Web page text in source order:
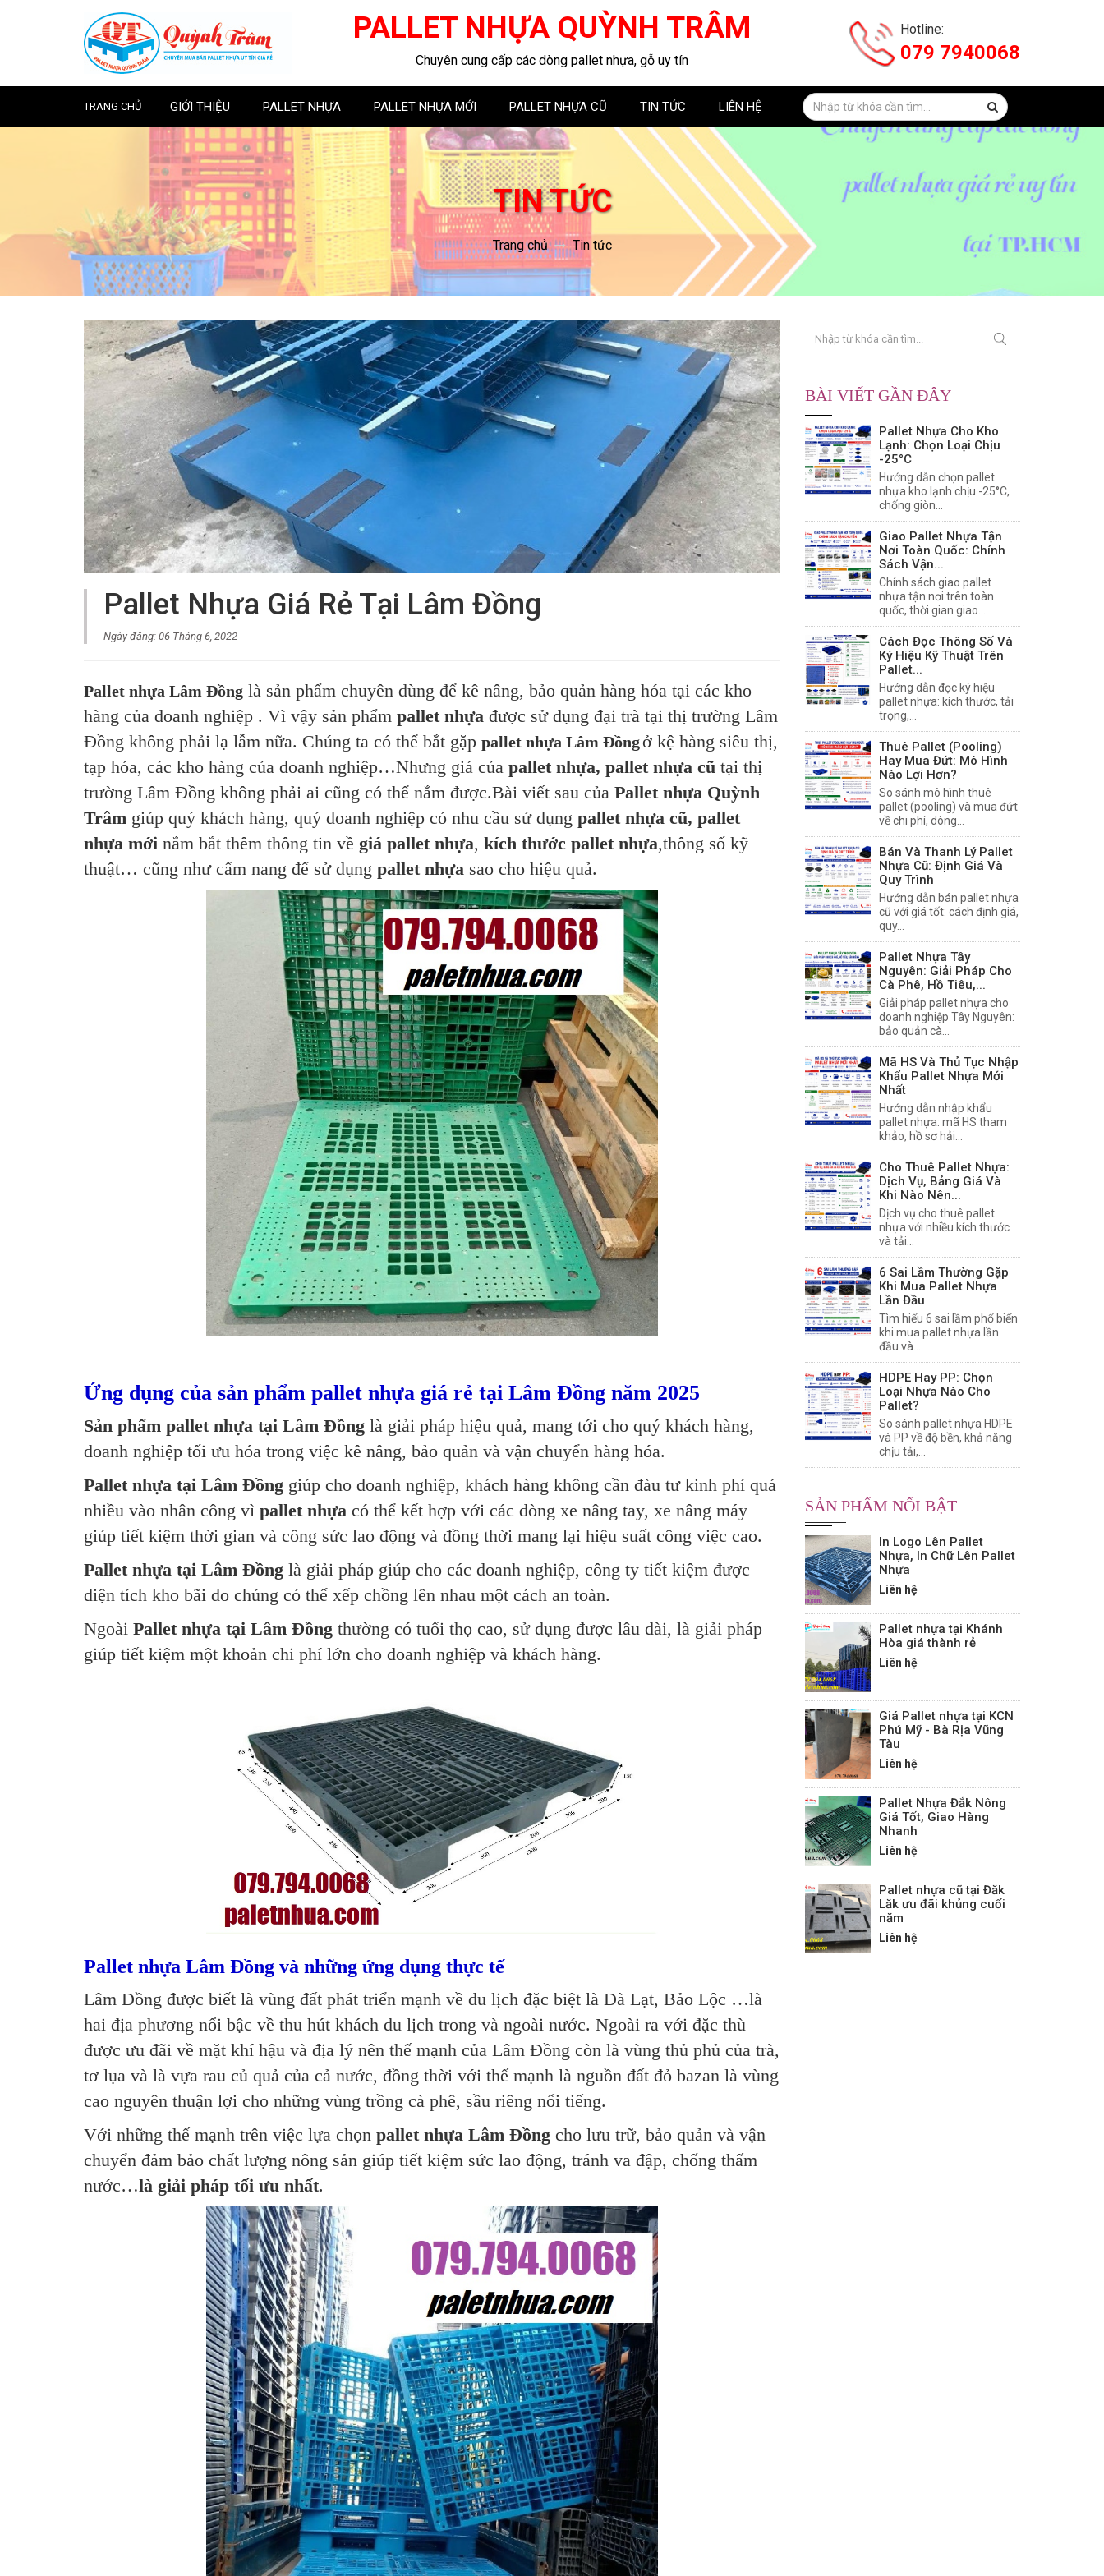
PALLET NHỰA QUỲNH TRÂM
Chuyên cung cấp các dòng pallet nhựa, gỗ uy tín
Hotline:
079 7940068
TRANG CHỦ GIỚI THIỆU PALLET NHỰA PALLET NHỰA MỚI PALLET NHỰA CŨ TIN TỨC LIÊN HỆ
TIN TỨC
Trang chủ Tin tức
Pallet Nhựa Giá Rẻ Tại Lâm Đồng
Ngày đăng: 06 Tháng 6, 2022
Pallet nhựa Lâm Đồng là sản phẩm chuyên dùng để kê nâng, bảo quản hàng hóa tại các kho
hàng của doanh nghiệp . Vì vậy sản phẩm pallet nhựa được sử dụng đại trà tại thị trường Lâm
Đồng không phải lạ lẫm nữa. Chúng ta có thể bắt gặp pallet nhựa Lâm Đồngở kệ hàng siêu thị,
tạp hóa, các kho hàng của doanh nghiệp…Nhưng giá của pallet nhựa, pallet nhựa cũ tại thị
trường Lâm Đồng không phải ai cũng có thể nắm được.Bài viết sau của Pallet nhựa Quỳnh
Trâm giúp quý khách hàng, quý doanh nghiệp có nhu cầu sử dụng pallet nhựa cũ, pallet
nhựa mới nắm bắt thêm thông tin về giá pallet nhựa, kích thước pallet nhựa,thông số kỹ
thuật… cũng như cẩm nang để sử dụng pallet nhựa sao cho hiệu quả.
Ứng dụng của sản phẩm pallet nhựa giá rẻ tại Lâm Đồng năm 2025
Sản phẩm pallet nhựa tại Lâm Đồng là giải pháp hiệu quả, mang tới cho quý khách hàng,
doanh nghiệp tối ưu hóa trong việc kê nâng, bảo quản và vận chuyển hàng hóa.
Pallet nhựa tại Lâm Đồng giúp cho doanh nghiệp, khách hàng không cần đàu tư kinh phí quá
nhiều vào nhân công vì pallet nhựa có thể kết hợp với các dòng xe nâng tay, xe nâng máy
giúp tiết kiệm thời gian và công sức lao động và đồng thời mang lại hiệu suất công việc cao.
Pallet nhựa tại Lâm Đồng là giải pháp giúp cho các doanh nghiệp, công ty tiết kiệm được
diện tích kho bãi do chúng có thể xếp chồng lên nhau một cách an toàn.
Ngoài Pallet nhựa tại Lâm Đồng thường có tuổi thọ cao, sử dụng được lâu dài, là giải pháp
giúp tiết kiệm một khoản chi phí lớn cho doanh nghiệp và khách hàng.
Pallet nhựa Lâm Đồng và những ứng dụng thực tế
Lâm Đồng được biết là vùng đất phát triển mạnh về du lịch đặc biệt là Đà Lạt, Bảo Lộc …là
hai địa phương nổi bậc về thu hút khách du lịch trong và ngoài nước. Ngoài ra với đặc thù
được ưu đãi về mặt khí hậu và địa lý nên thế mạnh của Lâm Đồng còn là vùng thủ phủ của trà,
tơ lụa và là vựa rau củ quả của cả nước, đồng thời với thế mạnh là nguồn đất đỏ bazan là vùng
cao nguyên thuận lợi cho những vùng trồng cà phê, sầu riêng nổi tiếng.
Với những thế mạnh trên việc lựa chọn pallet nhựa Lâm Đồng cho lưu trữ, bảo quản và vận
chuyển đảm bảo chất lượng nông sản giúp tiết kiệm sức lao động, tránh va đập, chống thấm
nước…là giải pháp tối ưu nhất.
BÀI VIẾT GẦN ĐÂY
Pallet Nhựa Cho Kho
Lạnh: Chọn Loại Chịu
-25°C
Hướng dẫn chọn pallet
nhựa kho lạnh chịu -25°C,
chống giòn...
Giao Pallet Nhựa Tận
Nơi Toàn Quốc: Chính
Sách Vận...
Chính sách giao pallet
nhựa tận nơi trên toàn
quốc, thời gian giao...
Cách Đọc Thông Số Và
Ký Hiệu Kỹ Thuật Trên
Pallet...
Hướng dẫn đọc ký hiệu
pallet nhựa: kích thước, tải
trọng,...
Thuê Pallet (Pooling)
Hay Mua Đứt: Mô Hình
Nào Lợi Hơn?
So sánh mô hình thuê
pallet (pooling) và mua đứt
về chi phí, dòng...
Bán Và Thanh Lý Pallet
Nhựa Cũ: Định Giá Và
Quy Trình
Hướng dẫn bán pallet nhựa
cũ với giá tốt: cách định giá,
quy...
Pallet Nhựa Tây
Nguyên: Giải Pháp Cho
Cà Phê, Hồ Tiêu,...
Giải pháp pallet nhựa cho
doanh nghiệp Tây Nguyên:
bảo quản cà...
Mã HS Và Thủ Tục Nhập
Khẩu Pallet Nhựa Mới
Nhất
Hướng dẫn nhập khẩu
pallet nhựa: mã HS tham
khảo, hồ sơ hải...
Cho Thuê Pallet Nhựa:
Dịch Vụ, Bảng Giá Và
Khi Nào Nên...
Dịch vụ cho thuê pallet
nhựa với nhiều kích thước
và tải...
6 Sai Lầm Thường Gặp
Khi Mua Pallet Nhựa
Lần Đầu
Tìm hiểu 6 sai lầm phổ biến
khi mua pallet nhựa lần
đầu và...
HDPE Hay PP: Chọn
Loại Nhựa Nào Cho
Pallet?
So sánh pallet nhựa HDPE
và PP về độ bền, khả năng
chịu tải,...
SẢN PHẨM NỔI BẬT
In Logo Lên Pallet
Nhựa, In Chữ Lên Pallet
Nhựa
Liên hệ
Pallet nhựa tại Khánh
Hòa giá thành rẻ
Liên hệ
Giá Pallet nhựa tại KCN
Phú Mỹ - Bà Rịa Vũng
Tàu
Liên hệ
Pallet Nhựa Đắk Nông
Giá Tốt, Giao Hàng
Nhanh
Liên hệ
Pallet nhựa cũ tại Đăk
Lăk ưu đãi khủng cuối
năm
Liên hệ